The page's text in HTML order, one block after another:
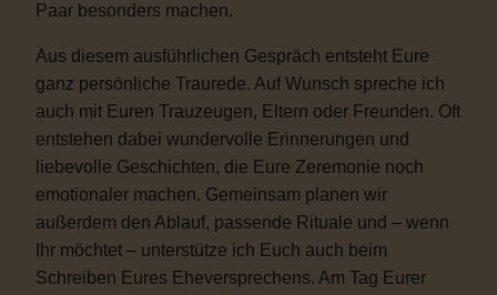
Paar besonders machen.
Aus diesem ausführlichen Gespräch entsteht Eure
ganz persönliche Traurede. Auf Wunsch spreche ich
auch mit Euren Trauzeugen, Eltern oder Freunden. Oft
entstehen dabei wundervolle Erinnerungen und
liebevolle Geschichten, die Eure Zeremonie noch
emotionaler machen. Gemeinsam planen wir
außerdem den Ablauf, passende Rituale und – wenn
Ihr möchtet – unterstütze ich Euch auch beim
Schreiben Eures Eheversprechens. Am Tag Eurer